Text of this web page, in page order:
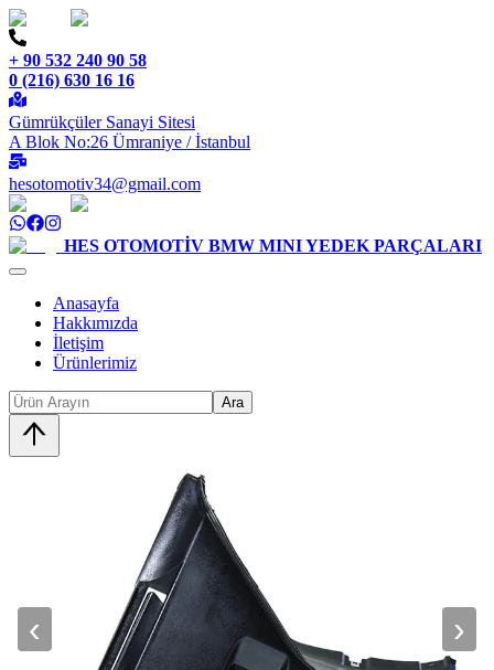
+ 90 532 240 90 58
0 (216) 630 16 16
Gümrükçüler Sanayi Sitesi
A Blok No:26 Ümraniye / İstanbul
hesotomotiv34@gmail.com
HES OTOMOTİV BMW MINI YEDEK PARÇALARI
Anasayfa
Hakkımızda
İletişim
Ürünlerimiz
Ara
‹ ›